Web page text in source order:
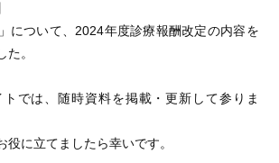
について、2024年度診療報酬改定の内容を
た。
では、随時資料を掲載・更新して参りま
役に立てましたら幸いです。